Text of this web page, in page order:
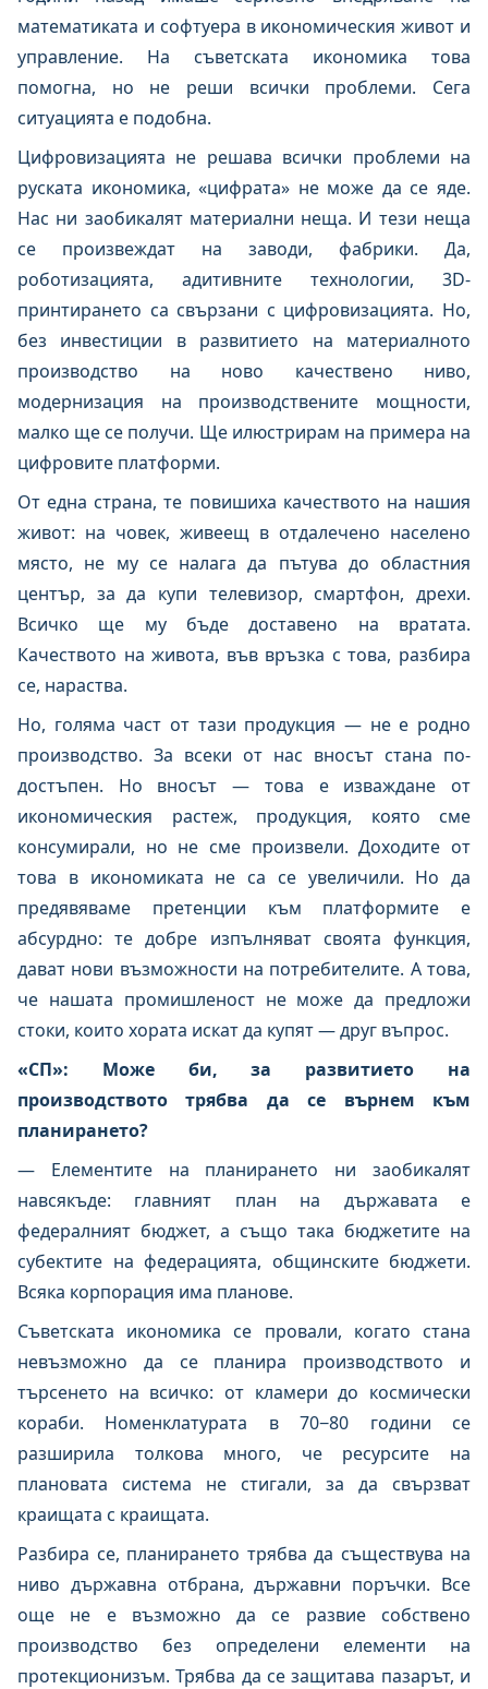
математиката и софтуера в икономическия живот и
управление. На съветската икономика това
помогна, но не реши всички проблеми. Сега
ситуацията е подобна.
Цифровизацията не решава всички проблеми на
руската икономика, «цифрата» не може да се яде.
Нас ни заобикалят материални неща. И тези неща
се произвеждат на заводи, фабрики. Да,
роботизацията, адитивните технологии, 3D-
принтирането са свързани с цифровизацията. Но,
без инвестиции в развитието на материалното
производство на ново качествено ниво,
модернизация на производствените мощности,
малко ще се получи. Ще илюстрирам на примера на
цифровите платформи.
От една страна, те повишиха качеството на нашия
живот: на човек, живеещ в отдалечено населено
място, не му се налага да пътува до областния
център, за да купи телевизор, смартфон, дрехи.
Всичко ще му бъде доставено на вратата.
Качеството на живота, във връзка с това, разбира
се, нараства.
Но, голяма част от тази продукция — не е родно
производство. За всеки от нас вносът стана по-
достъпен. Но вносът — това е изваждане от
икономическия растеж, продукция, която сме
консумирали, но не сме произвели. Доходите от
това в икономиката не са се увеличили. Но да
предявяваме претенции към платформите е
абсурдно: те добре изпълняват своята функция,
дават нови възможности на потребителите. А това,
че нашата промишленост не може да предложи
стоки, които хората искат да купят — друг въпрос.
«СП»: Може би, за развитието на
производството трябва да се върнем към
планирането?
— Елементите на планирането ни заобикалят
навсякъде: главният план на държавата е
федералният бюджет, а също така бюджетите на
субектите на федерацията, общинските бюджети.
Всяка корпорация има планове.
Съветската икономика се провали, когато стана
невъзможно да се планира производството и
търсенето на всичко: от кламери до космически
кораби. Номенклатурата в 70−80 години се
разширила толкова много, че ресурсите на
плановата система не стигали, за да свързват
краищата с краищата.
Разбира се, планирането трябва да съществува на
ниво държавна отбрана, държавни поръчки. Все
още не е възможно да се развие собствено
производство без определени елементи на
протекционизъм. Трябва да се защитава пазарът, и